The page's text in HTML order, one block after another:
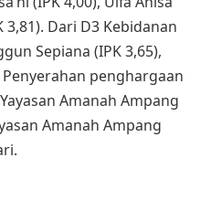
3,81). Dari D3 Kebidanan
Sepiana (IPK 3,65),
Penyerahan penghargaan
Amanah Ampang
Amanah Ampang